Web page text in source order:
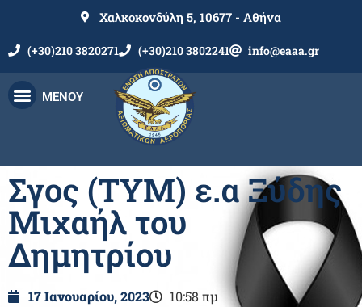
Χαλκοκονδύλη 5, 10677 - Αθήνα
(+30)210 3820271 (+30)210 3802241 info@eaaa.gr
ΜΕΝΟΥ
Σγος (ΤΥΜ) ε.α Ξύδης
Μιχαήλ του
Δημητρίου
17 Ιανουαρίου, 2023 10:58 πμ